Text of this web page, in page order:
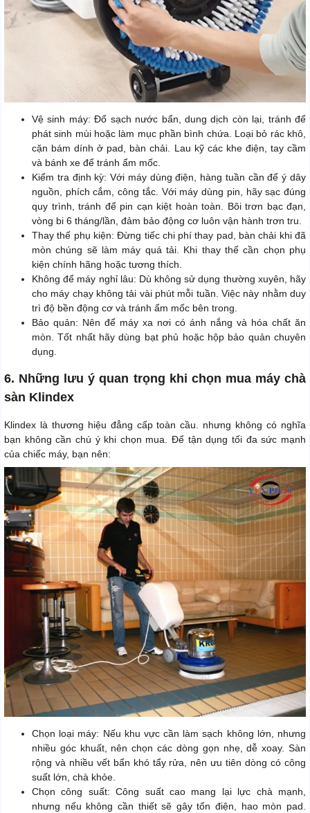
Vệ sinh máy: Đổ sạch nước bẩn, dung dịch còn lại, tránh để
phát sinh mùi hoặc làm mục phần bình chứa. Loại bỏ rác khô,
cặn bám dính ở pad, bàn chải. Lau kỹ các khe điện, tay cầm
và bánh xe để tránh ẩm mốc.
Kiểm tra định kỳ: Với máy dùng điện, hàng tuần cần để ý dây
nguồn, phích cắm, công tắc. Với máy dùng pin, hãy sạc đúng
quy trình, tránh để pin cạn kiệt hoàn toàn. Bôi trơn bạc đạn,
vòng bi 6 tháng/lần, đảm bảo động cơ luôn vận hành trơn tru.
Thay thế phụ kiện: Đừng tiếc chi phí thay pad, bàn chải khi đã
mòn chúng sẽ làm máy quá tải. Khi thay thế cần chọn phụ
kiện chính hãng hoặc tương thích.
Không để máy nghỉ lâu: Dù không sử dụng thường xuyên, hãy
cho máy chạy không tải vài phút mỗi tuần. Việc này nhằm duy
trì độ bền động cơ và tránh ẩm mốc bên trong.
Bảo quản: Nên để máy xa nơi có ánh nắng và hóa chất ăn
mòn. Tốt nhất hãy dùng bạt phủ hoặc hộp bảo quản chuyên
dụng.
6. Những lưu ý quan trọng khi chọn mua máy chà
sàn Klindex
Klindex là thương hiệu đẳng cấp toàn cầu. nhưng không có nghĩa
bạn không cần chú ý khi chọn mua. Để tận dụng tối đa sức mạnh
của chiếc máy, bạn nên:
Chọn loại máy: Nếu khu vực cần làm sạch không lớn, nhưng
nhiều góc khuất, nên chọn các dòng gọn nhẹ, dễ xoay. Sàn
rộng và nhiều vết bẩn khó tẩy rửa, nên ưu tiên dòng có công
suất lớn, chà khỏe.
Chọn công suất: Công suất cao mang lại lực chà mạnh,
nhưng nếu không cần thiết sẽ gây tốn điện, hao mòn pad.